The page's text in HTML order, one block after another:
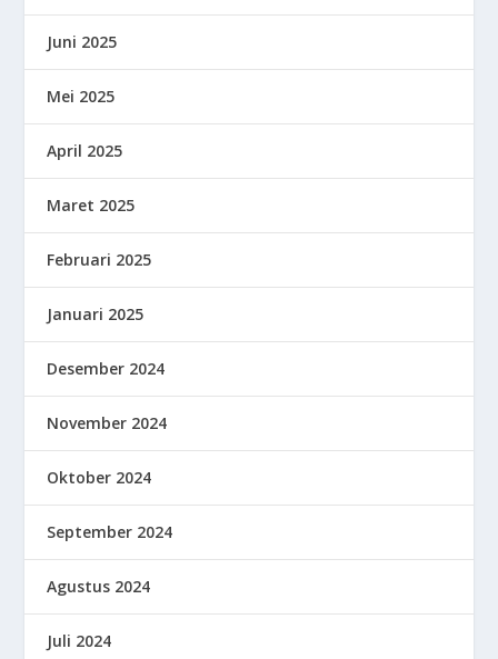
Juni 2025
Mei 2025
April 2025
Maret 2025
Februari 2025
Januari 2025
Desember 2024
November 2024
Oktober 2024
September 2024
Agustus 2024
Juli 2024